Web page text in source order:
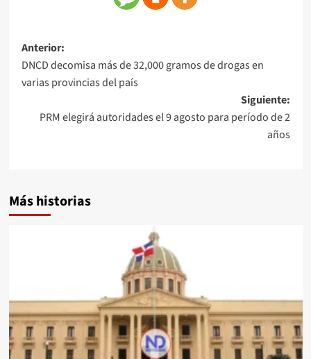
Anterior:
DNCD decomisa más de 32,000 gramos de drogas en
varias provincias del país
Siguiente:
PRM elegirá autoridades el 9 agosto para período de 2
años
Más historias